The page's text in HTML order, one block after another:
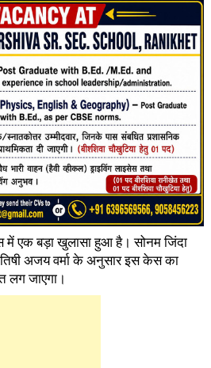
में एक बड़ा खुलासा हुआ है। सोनम जिंदा
अजय वर्मा के अनुसार इस केस का
लग जाएगा।